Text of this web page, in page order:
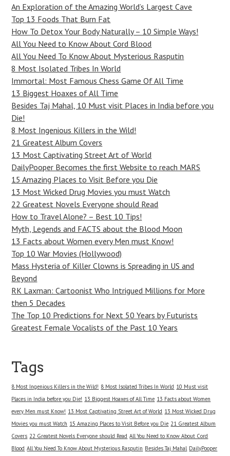
An Exploration of the Amazing World’s Largest Cave
Top 13 Foods That Burn Fat
How To Detox Your Body Naturally – 10 Simple Ways!
All You Need to Know About Cord Blood
All You Need To Know About Mysterious Rasputin
8 Most Isolated Tribes In World
Immortal: Most Famous Chess Game Of All Time
13 Biggest Hoaxes of All Time
Besides Taj Mahal, 10 Must visit Places in India before you
Die!
8 Most Ingenious Killers in the Wild!
21 Greatest Album Covers
13 Most Captivating Street Art of World
DailyPooper Becomes the first Website to reach MARS
15 Amazing Places to Visit Before you Die
13 Most Wicked Drug Movies you must Watch
22 Greatest Novels Everyone should Read
How to Travel Alone? – Best 10 Tips!
Myth, Legends and FACTS about the Blood Moon
13 Facts about Women every Men must Know!
Top 10 War Movies (Hollywood)
Mass Hysteria of Killer Clowns is Spreading in US and
Beyond
RK Laxman: Cartoonist Who Intrigued Millions for More
then 5 Decades
The Top 10 Predictions for Next 50 Years by Futurists
Greatest Female Vocalists of the Past 10 Years
Tags
8 Most Ingenious Killers in the Wild! 8 Most Isolated Tribes In World 10 Must visit
Places in India before you Die! 13 Biggest Hoaxes of All Time 13 Facts about Women
every Men must Know! 13 Most Captivating Street Art of World 13 Most Wicked Drug
Movies you must Watch 15 Amazing Places to Visit Before you Die 21 Greatest Album
Covers 22 Greatest Novels Everyone should Read All You Need to Know About Cord
Blood All You Need To Know About Mysterious Rasputin Besides Taj Mahal DailyPooper